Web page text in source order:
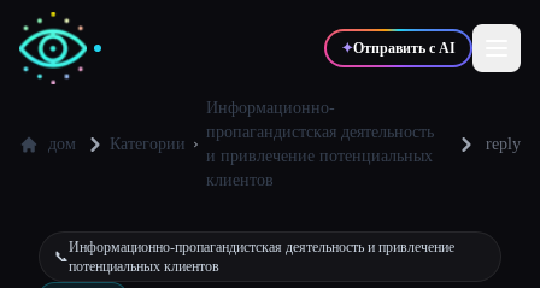
✦Отправить с AI
💻 Разработчики 📈 Маркетологи
дом Категории
Информационно-
пропагандистская деятельность
и привлечение потенциальных
клиентов
reply
📞
Информационно-пропагандистская деятельность и привлечение
потенциальных клиентов